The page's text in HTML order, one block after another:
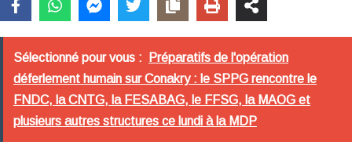
Sélectionné pour vous :
Préparatifs de l'opération
déferlement humain sur Conakry : le SPPG rencontre le
FNDC, la CNTG, la FESABAG, le FFSG, la MAOG et
plusieurs autres structures ce lundi à la MDP